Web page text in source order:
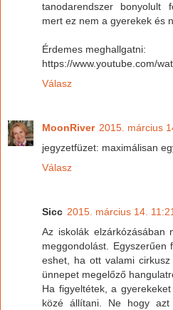
tanodarendszer bonyolult
mert ez nem a gyerekek és
Érdemes meghallgatni:
https://www.youtube.com/
Válasz
MoonRiver 2015. március
jegyzetfüzet: maximálisan
Válasz
Sicc 2015. március 14. 11:21
Az iskolák elzárkózásában
meggondolást.
eshet, ha ott valami
ünnepet megelőző
Ha figyeltétek, a
közé állítani. Ne hogy